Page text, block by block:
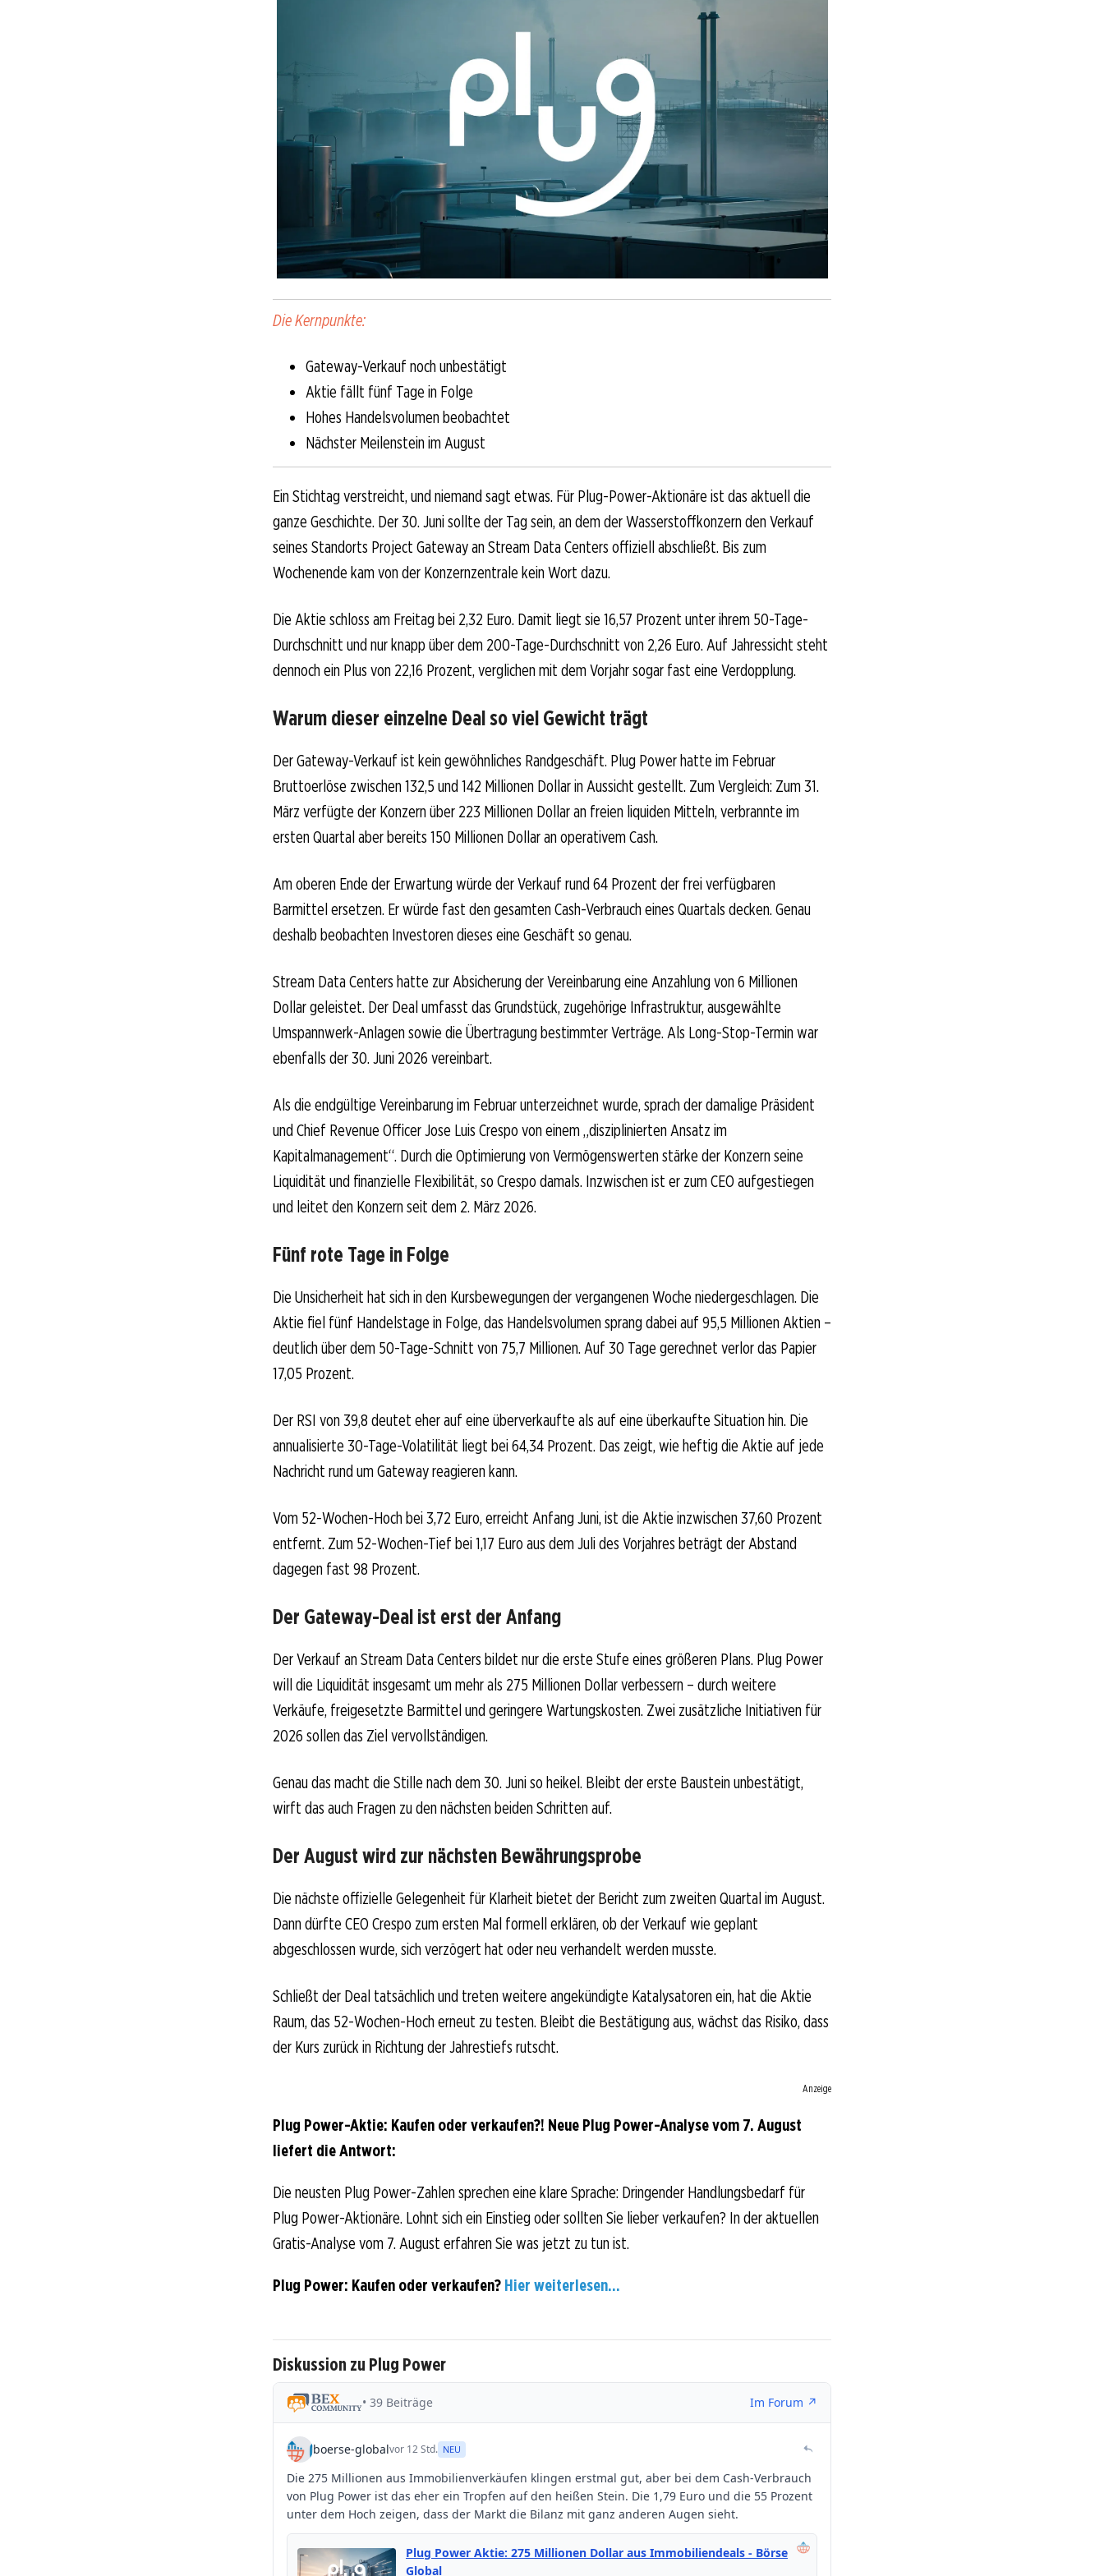
Die Kernpunkte:
Gateway-Verkauf noch unbestätigt
Aktie fällt fünf Tage in Folge
Hohes Handelsvolumen beobachtet
Nächster Meilenstein im August
Ein Stichtag verstreicht, und niemand sagt etwas. Für Plug-Power-Aktionäre ist das aktuell die
ganze Geschichte. Der 30. Juni sollte der Tag sein, an dem der Wasserstoffkonzern den Verkauf
seines Standorts Project Gateway an Stream Data Centers offiziell abschließt. Bis zum
Wochenende kam von der Konzernzentrale kein Wort dazu.
Die Aktie schloss am Freitag bei 2,32 Euro. Damit liegt sie 16,57 Prozent unter ihrem 50-Tage-
Durchschnitt und nur knapp über dem 200-Tage-Durchschnitt von 2,26 Euro. Auf Jahressicht steht
dennoch ein Plus von 22,16 Prozent, verglichen mit dem Vorjahr sogar fast eine Verdopplung.
Warum dieser einzelne Deal so viel Gewicht trägt
Der Gateway-Verkauf ist kein gewöhnliches Randgeschäft. Plug Power hatte im Februar
Bruttoerlöse zwischen 132,5 und 142 Millionen Dollar in Aussicht gestellt. Zum Vergleich: Zum 31.
März verfügte der Konzern über 223 Millionen Dollar an freien liquiden Mitteln, verbrannte im
ersten Quartal aber bereits 150 Millionen Dollar an operativem Cash.
Am oberen Ende der Erwartung würde der Verkauf rund 64 Prozent der frei verfügbaren
Barmittel ersetzen. Er würde fast den gesamten Cash-Verbrauch eines Quartals decken. Genau
deshalb beobachten Investoren dieses eine Geschäft so genau.
Stream Data Centers hatte zur Absicherung der Vereinbarung eine Anzahlung von 6 Millionen
Dollar geleistet. Der Deal umfasst das Grundstück, zugehörige Infrastruktur, ausgewählte
Umspannwerk-Anlagen sowie die Übertragung bestimmter Verträge. Als Long-Stop-Termin war
ebenfalls der 30. Juni 2026 vereinbart.
Als die endgültige Vereinbarung im Februar unterzeichnet wurde, sprach der damalige Präsident
und Chief Revenue Officer Jose Luis Crespo von einem „disziplinierten Ansatz im
Kapitalmanagement“. Durch die Optimierung von Vermögenswerten stärke der Konzern seine
Liquidität und finanzielle Flexibilität, so Crespo damals. Inzwischen ist er zum CEO aufgestiegen
und leitet den Konzern seit dem 2. März 2026.
Fünf rote Tage in Folge
Die Unsicherheit hat sich in den Kursbewegungen der vergangenen Woche niedergeschlagen. Die
Aktie fiel fünf Handelstage in Folge, das Handelsvolumen sprang dabei auf 95,5 Millionen Aktien –
deutlich über dem 50-Tage-Schnitt von 75,7 Millionen. Auf 30 Tage gerechnet verlor das Papier
17,05 Prozent.
Der RSI von 39,8 deutet eher auf eine überverkaufte als auf eine überkaufte Situation hin. Die
annualisierte 30-Tage-Volatilität liegt bei 64,34 Prozent. Das zeigt, wie heftig die Aktie auf jede
Nachricht rund um Gateway reagieren kann.
Vom 52-Wochen-Hoch bei 3,72 Euro, erreicht Anfang Juni, ist die Aktie inzwischen 37,60 Prozent
entfernt. Zum 52-Wochen-Tief bei 1,17 Euro aus dem Juli des Vorjahres beträgt der Abstand
dagegen fast 98 Prozent.
Der Gateway-Deal ist erst der Anfang
Der Verkauf an Stream Data Centers bildet nur die erste Stufe eines größeren Plans. Plug Power
will die Liquidität insgesamt um mehr als 275 Millionen Dollar verbessern – durch weitere
Verkäufe, freigesetzte Barmittel und geringere Wartungskosten. Zwei zusätzliche Initiativen für
2026 sollen das Ziel vervollständigen.
Genau das macht die Stille nach dem 30. Juni so heikel. Bleibt der erste Baustein unbestätigt,
wirft das auch Fragen zu den nächsten beiden Schritten auf.
Der August wird zur nächsten Bewährungsprobe
Die nächste offizielle Gelegenheit für Klarheit bietet der Bericht zum zweiten Quartal im August.
Dann dürfte CEO Crespo zum ersten Mal formell erklären, ob der Verkauf wie geplant
abgeschlossen wurde, sich verzögert hat oder neu verhandelt werden musste.
Schließt der Deal tatsächlich und treten weitere angekündigte Katalysatoren ein, hat die Aktie
Raum, das 52-Wochen-Hoch erneut zu testen. Bleibt die Bestätigung aus, wächst das Risiko, dass
der Kurs zurück in Richtung der Jahrestiefs rutscht.
Anzeige
Plug Power-Aktie: Kaufen oder verkaufen?! Neue Plug Power-Analyse vom 7. August
liefert die Antwort:
Die neusten Plug Power-Zahlen sprechen eine klare Sprache: Dringender Handlungsbedarf für
Plug Power-Aktionäre. Lohnt sich ein Einstieg oder sollten Sie lieber verkaufen? In der aktuellen
Gratis-Analyse vom 7. August erfahren Sie was jetzt zu tun ist.
Plug Power: Kaufen oder verkaufen? Hier weiterlesen...
Diskussion zu Plug Power